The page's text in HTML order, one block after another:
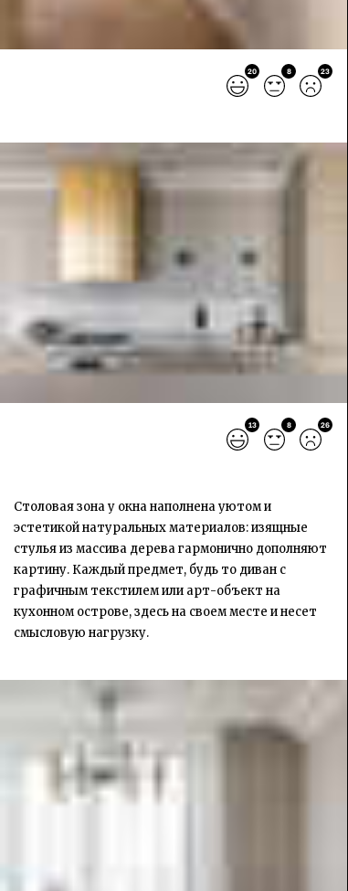
20 8 23
13 8 26
Столовая зона у окна наполнена уютом и
эстетикой натуральных материалов: изящные
стулья из массива дерева гармонично дополняют
картину. Каждый предмет, будь то диван с
графичным текстилем или арт-объект на
кухонном острове, здесь на своем месте и несет
смысловую нагрузку.